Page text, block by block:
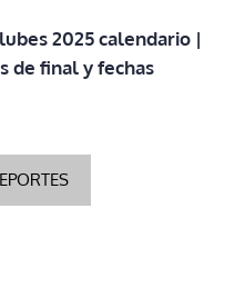
2025 calendario |
de final y fechas